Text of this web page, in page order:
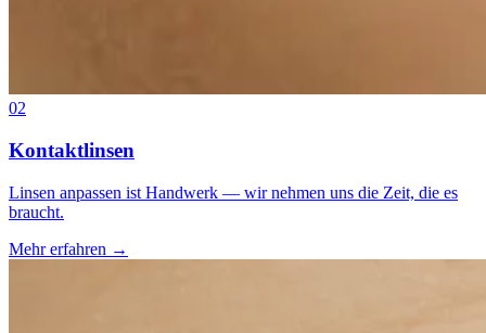
02
Kontaktlinsen
Linsen anpassen ist Handwerk — wir nehmen uns die Zeit, die es
braucht.
Mehr erfahren →